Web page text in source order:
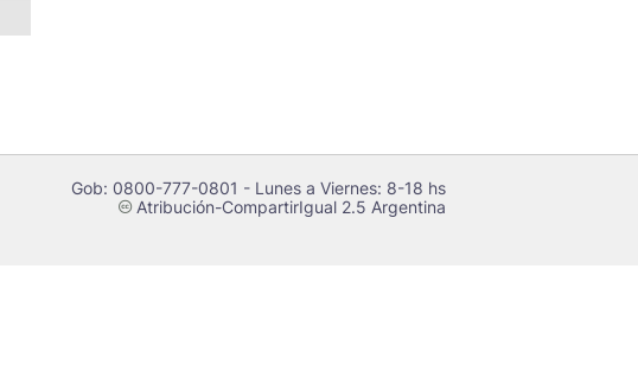
Gob: 0800-777-0801 - Lunes a Viernes: 8-18 hs
cAtribución-CompartirIgual 2.5 Argentina